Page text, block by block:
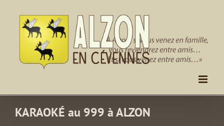
contenu
KARAOKÉ au 999 à ALZON